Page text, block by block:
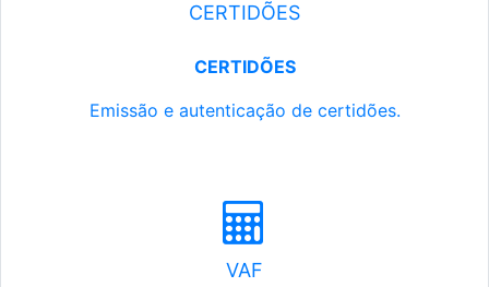
CERTIDÕES
CERTIDÕES
Emissão e autenticação de certidões.
VAF